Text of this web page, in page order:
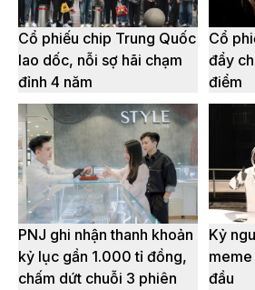
Cổ phiếu chip Trung Quốc
lao dốc, nỗi sợ hãi chạm
đỉnh 4 năm
Cổ
đẩy
điểm
PNJ ghi nhận thanh khoản
kỷ lục gần 1.000 tỉ đồng,
chấm dứt chuỗi 3 phiên
Kỷ
meme
đầu